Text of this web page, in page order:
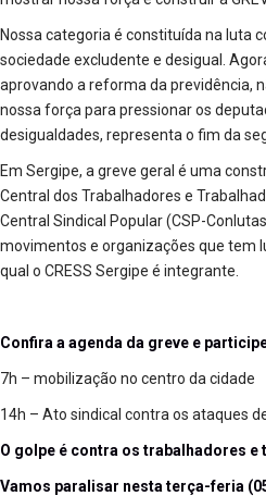
Nossa categoria é constituída na luta
sociedade excludente e desigual.
aprovando a reforma da previdência,
nossa força para pressionar os
desigualdades, representa o fim da
Em Sergipe, a greve geral é uma
Central dos Trabalhadores e
Central Sindical Popular (CSP-
movimentos e organizações que tem
qual o CRESS Sergipe é integrante.
Confira a agenda da greve e
7h – mobilização no centro da cidade
14h – Ato sindical contra os ataques
O golpe é contra os trabalhadores e
Vamos paralisar nesta terça-feria